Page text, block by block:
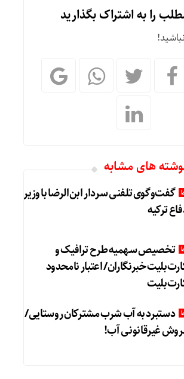
را به اشتراک بگذارید
های مشابه
گفت‌وگوی تلفنی سردار ابن‌الرضا با وزیر
ترکیه
تخصیص سهمیه طرح ترافیک و
خبرنگاران/ اعتبار نامحدود
دستبرد به آب شرب مشترکان روستایی/
غیرقانونی آب!